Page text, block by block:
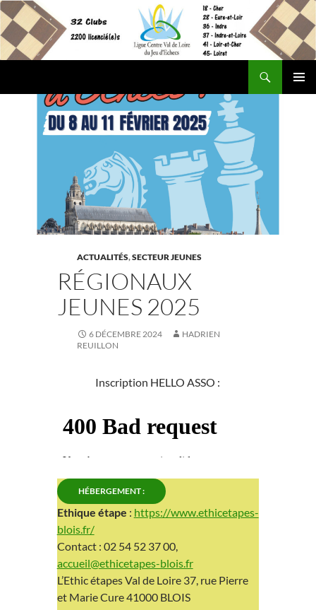
Aller
au
contenu
ACTUALITÉS,SECTEUR JEUNES
RÉGIONAUX
JEUNES 2025
6 DÉCEMBRE 2024
HADRIEN
REUILLON
Inscription HELLO ASSO :
HÉBERGEMENT :
Ethique étape : https://www.ethicetapes-
blois.fr/
Contact : 02 54 52 37 00,
accueil@ethicetapes-blois.fr
L’Ethic étapes Val de Loire 37, rue Pierre
et Marie Cure 41000 BLOIS